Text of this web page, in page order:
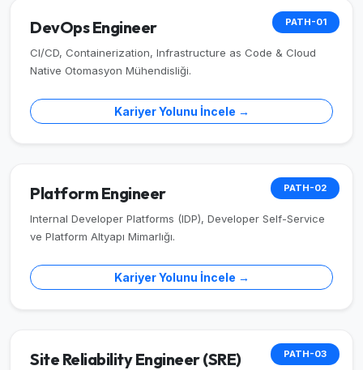
PATH-01
DevOps Engineer
CI/CD, Containerization, Infrastructure as Code & Cloud
Native Otomasyon Mühendisliği.
Kariyer Yolunu İncele →
PATH-02
Platform Engineer
Internal Developer Platforms (IDP), Developer Self-Service
ve Platform Altyapı Mimarlığı.
Kariyer Yolunu İncele →
PATH-03
Site Reliability Engineer (SRE)